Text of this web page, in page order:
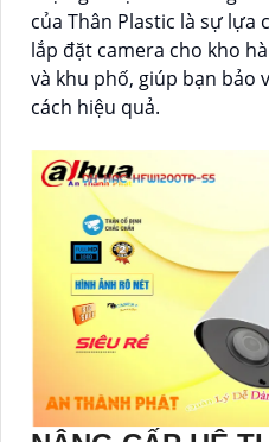
của Thân Plastic là sự lựa
lắp đặt camera cho kho
và khu phố, giúp bạn bảo
cách hiệu quả.